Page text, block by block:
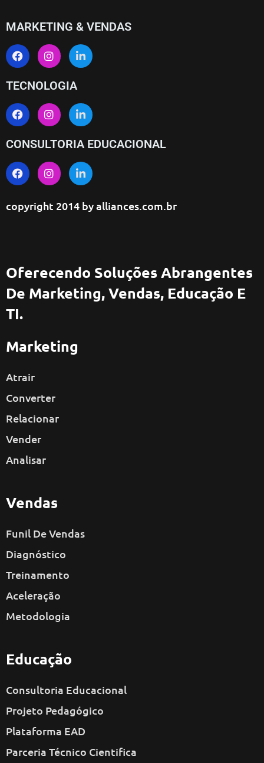
MARKETING & VENDAS
TECNOLOGIA
CONSULTORIA EDUCACIONAL
copyright 2014 byalliances.com.br
Oferecendo Soluções Abrangentes
De Marketing, Vendas, Educação E
TI.
Marketing
Atrair
Converter
Relacionar
Vender
Analisar
Vendas
Funil De Vendas
Diagnóstico
Treinamento
Aceleração
Metodologia
Educação
Consultoria Educacional
Projeto Pedagógico
Plataforma EAD
Parceria Técnico Cientifica